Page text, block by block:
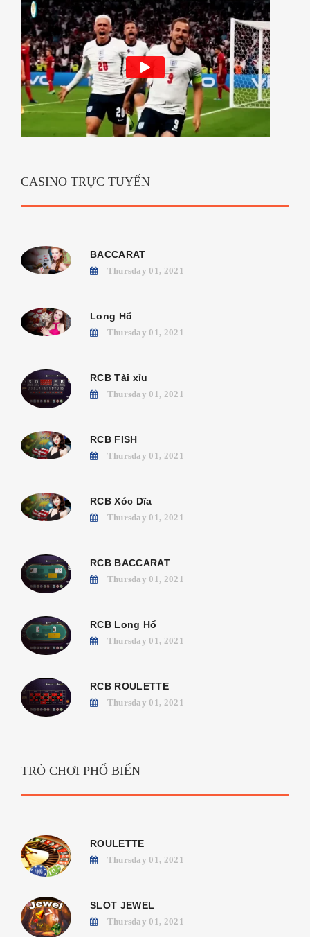
CASINO TRỰC TUYẾN
BACCARAT
Thursday 01, 2021
Long Hổ
Thursday 01, 2021
RCB Tài xỉu
Thursday 01, 2021
RCB FISH
Thursday 01, 2021
RCB Xóc Dĩa
Thursday 01, 2021
RCB BACCARAT
Thursday 01, 2021
RCB Long Hổ
Thursday 01, 2021
RCB ROULETTE
Thursday 01, 2021
TRÒ CHƠI PHỔ BIẾN
ROULETTE
Thursday 01, 2021
SLOT JEWEL
Thursday 01, 2021